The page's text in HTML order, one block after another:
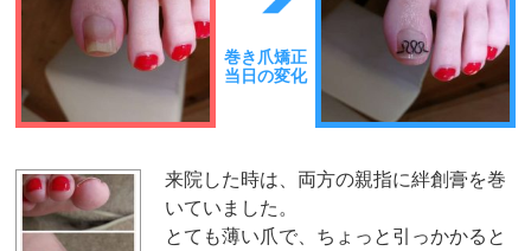
巻き爪矯正
当日の変化
来院した時は、両方の親指に絆創膏を巻
いていました。
とても薄い爪で、ちょっと引っかかると